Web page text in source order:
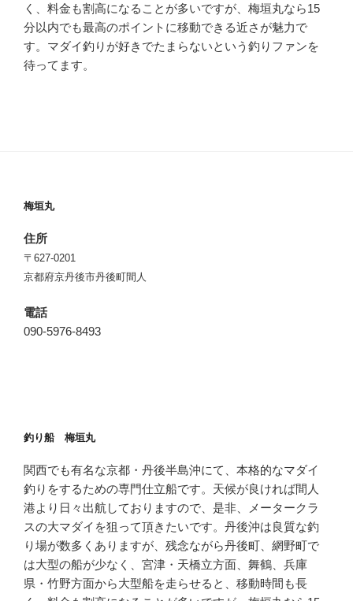
く、料金も割高になることが多いですが、梅垣丸なら15
分以内でも最高のポイントに移動できる近さが魅力で
す。マダイ釣りが好きでたまらないという釣りファンを
待ってます。
梅垣丸
住所
〒627-0201
京都府京丹後市丹後町間人
電話
090-5976-8493
釣り船 梅垣丸
関西でも有名な京都・丹後半島沖にて、本格的なマダイ
釣りをするための専門仕立船です。天候が良ければ間人
港より日々出航しておりますので、是非、メータークラ
スの大マダイを狙って頂きたいです。丹後沖は良質な釣
り場が数多くありますが、残念ながら丹後町、網野町で
は大型の船が少なく、宮津・天橋立方面、舞鶴、兵庫
県・竹野方面から大型船を走らせると、移動時間も長